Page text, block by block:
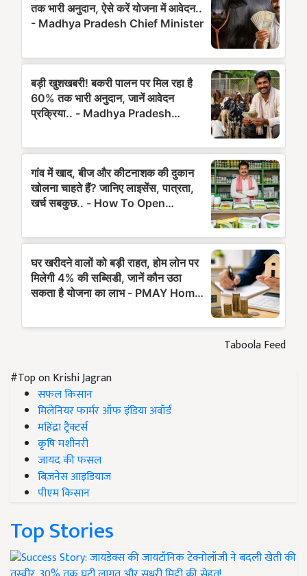
Taboola Feed
#Top on Krishi Jagran
सफल किसान
मिलेनियर फार्मर ऑफ इंडिया अवॉर्ड
महिंद्रा ट्रैक्टर्स
कृषि मशीनरी
जायद की फसल
बिज़नेस आइडियाज
पीएम किसान
Top Stories